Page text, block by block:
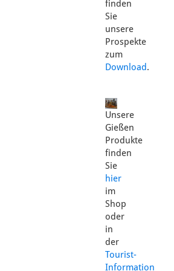
finden
Sie
unsere
Prospekte
zum
Download.
Unsere
Gießen
Produkte
finden
Sie
hier
im
Shop
oder
in
der
Tourist-
Information